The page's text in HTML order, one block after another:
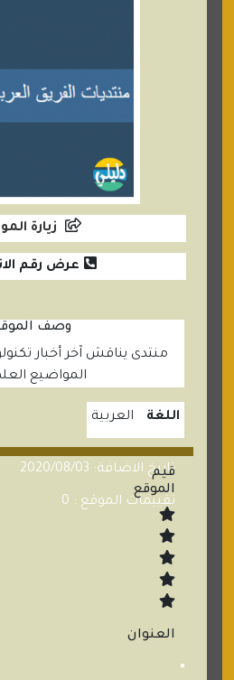
زيارة
عرض رقم
وصف
منتدى يناقش آخر أخبار
المواضيع
اللغة العربية
تاريخ الاضافة: 2020/08/03
تقييمات الموقع : 0
قيم
الموقع
العنوان